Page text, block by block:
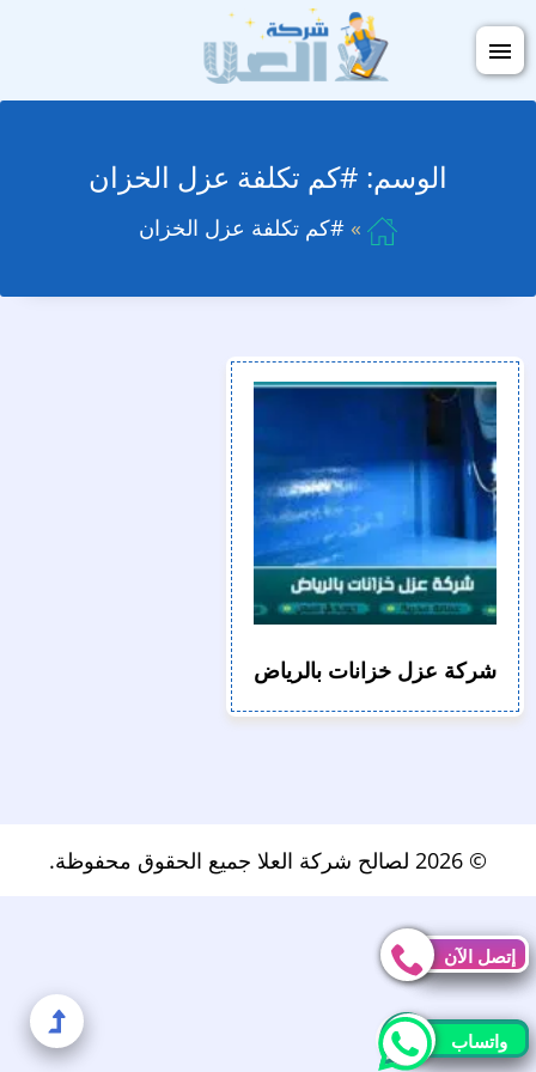
التجاوز
إلى
المحتوىالقائمة
الوسم: #كم تكلفة عزل الخزان
#كم تكلفة عزل الخزان
شركة عزل خزانات بالرياض
© 2026 لصالح شركة العلا جميع الحقوق محفوظة.
إتصل الآن
واتساب
إلى
إتصل الآن
واتساب